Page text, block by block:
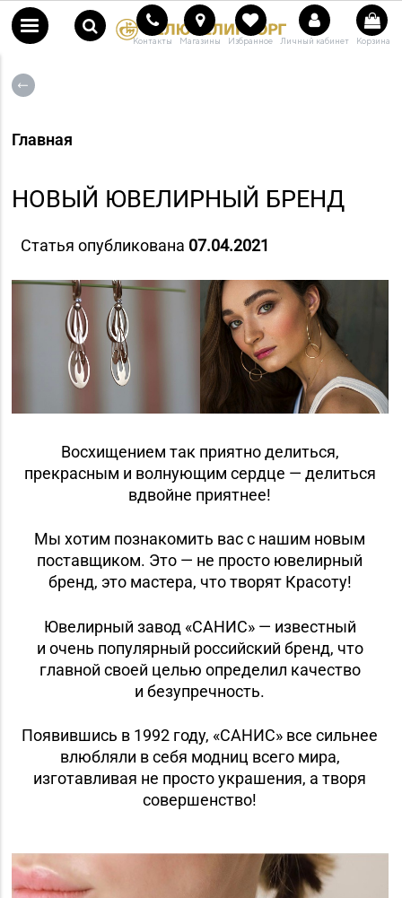
Контакты Магазины Избранное Личный кабинет Корзина
Главная
НОВЫЙ ЮВЕЛИРНЫЙ БРЕНД
Статья опубликована 07.04.2021
Восхищением так приятно делиться,
прекрасным и волнующим сердце — делиться
вдвойне приятнее!
Мы хотим познакомить вас с нашим новым
поставщиком. Это — не просто ювелирный
бренд, это мастера, что творят Красоту!
Ювелирный завод «САНИС» — известный
и очень популярный российский бренд, что
главной своей целью определил качество
и безупречность.
Появившись в 1992 году, «САНИС» все сильнее
влюбляли в себя модниц всего мира,
изготавливая не просто украшения, а творя
совершенство!